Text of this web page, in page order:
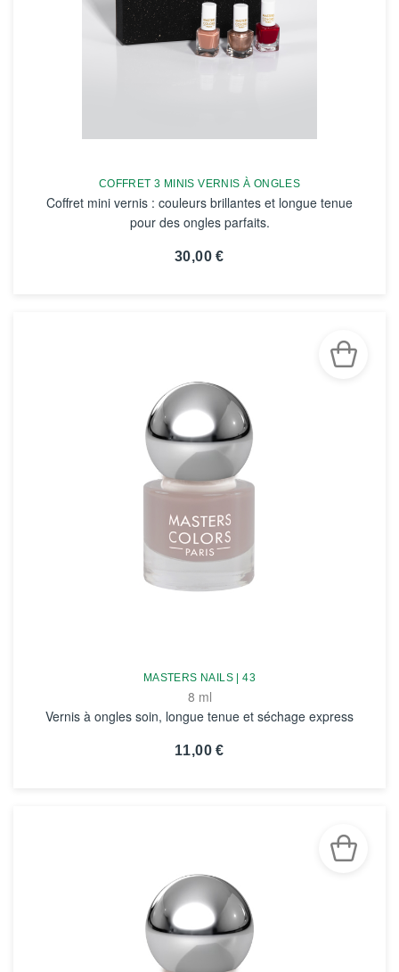
COFFRET 3 MINIS VERNIS À ONGLES
Coffret mini vernis : couleurs brillantes et longue tenue
pour des ongles parfaits.
30,00 €
MASTERS NAILS | 43
8 ml
Vernis à ongles soin, longue tenue et séchage express
11,00 €